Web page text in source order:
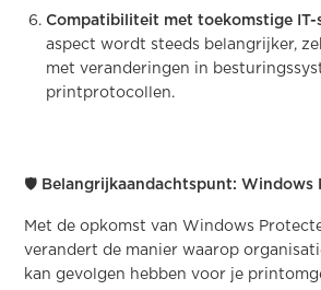
Compatibiliteit met toekomstige IT-
aspect wordt steeds belangrijker,
met veranderingen in
printprotocollen.
🛡️ Belangrijkaandachtspunt: Windows
Met de opkomst van Windows
verandert de manier waarop
kan gevolgen hebben voor je